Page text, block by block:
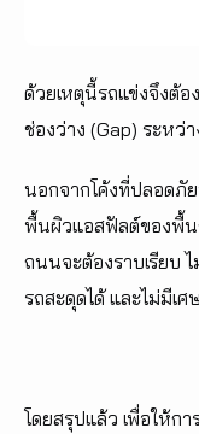
ด้วยเหตุนี้รถแข่งจึงต้
ช่องว่าง (Gap) ระหว่
นอกจากโค้งที่ปลอดภั
พื้นผิวแอสฟัลต์ของพื้
ถนนจะต้องราบเรียบ
รถสะดุดได้ และไม่มีเ
โดยสรุปแล้ว เพื่อให้ก